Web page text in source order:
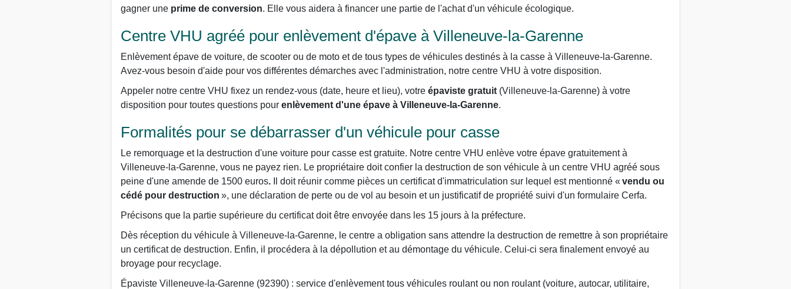
gagner une prime de conversion. Elle vous aidera à financer une partie de l'achat d'un véhicule écologique.
Centre VHU agréé pour enlèvement d'épave à Villeneuve-la-Garenne
Enlèvement épave de voiture, de scooter ou de moto et de tous types de véhicules destinés à la casse à Villeneuve-la-Garenne.
Avez-vous besoin d'aide pour vos différentes démarches avec l'administration, notre centre VHU à votre disposition.
Appeler notre centre VHU fixez un rendez-vous (date, heure et lieu), votre épaviste gratuit (Villeneuve-la-Garenne) à votre
disposition pour toutes questions pour enlèvement d'une épave à Villeneuve-la-Garenne.
Formalités pour se débarrasser d'un véhicule pour casse
Le remorquage et la destruction d'une voiture pour casse est gratuite. Notre centre VHU enlève votre épave gratuitement à
Villeneuve-la-Garenne, vous ne payez rien. Le propriétaire doit confier la destruction de son véhicule à un centre VHU agréé sous
peine d'une amende de 1500 euros. Il doit réunir comme pièces un certificat d'immatriculation sur lequel est mentionné « vendu ou
cédé pour destruction », une déclaration de perte ou de vol au besoin et un justificatif de propriété suivi d'un formulaire Cerfa.
Précisons que la partie supérieure du certificat doit être envoyée dans les 15 jours à la préfecture.
Dès réception du véhicule à Villeneuve-la-Garenne, le centre a obligation sans attendre la destruction de remettre à son propriétaire
un certificat de destruction. Enfin, il procédera à la dépollution et au démontage du véhicule. Celui-ci sera finalement envoyé au
broyage pour recyclage.
Épaviste Villeneuve-la-Garenne (92390) : service d'enlèvement tous véhicules roulant ou non roulant (voiture, autocar, utilitaire,